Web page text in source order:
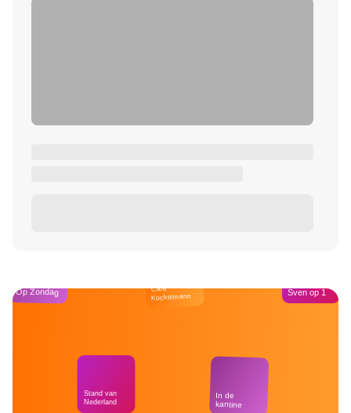
Op Zondag
Stand van
Nederland
Café
Kockelmann
In de
kantine
Sven op 1